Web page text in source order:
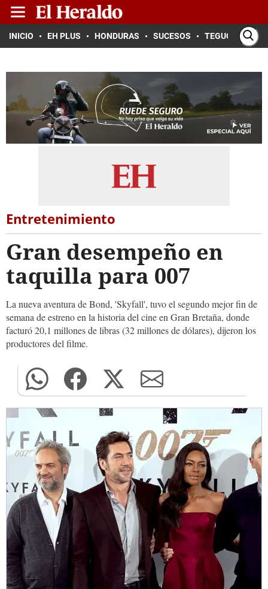
INICIO EH PLUS HONDURAS SUCESOS TEGUCIGALPA
Entretenimiento
Gran desempeño en
taquilla para 007
La nueva aventura de Bond, 'Skyfall', tuvo el segundo mejor fin de
semana de estreno en la historia del cine en Gran Bretaña, donde
facturó 20,1 millones de libras (32 millones de dólares), dijeron los
productores del filme.